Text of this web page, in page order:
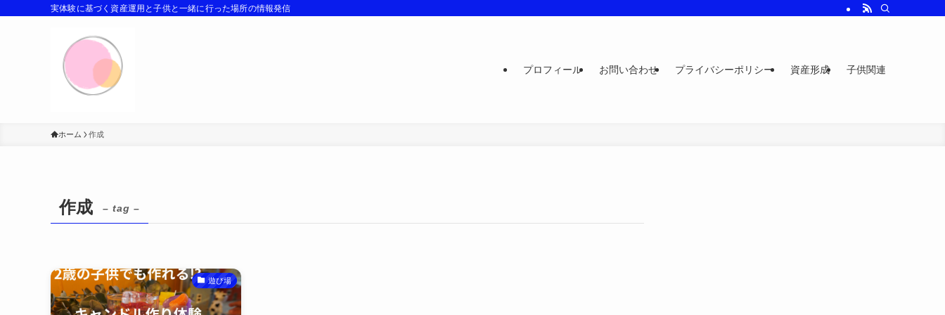
実体験に基づく資産運用と子供と一緒に行った場所の情報発信
プロフィール お問い合わせ プライバシーポリシー 資産形成 子供関連
ホーム 作成
作成 – tag –
遊び場